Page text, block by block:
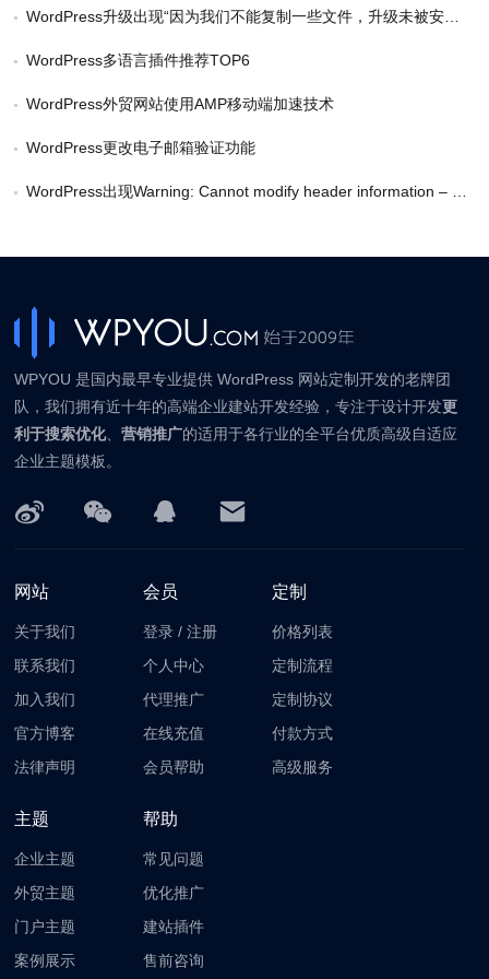
WordPress升级出现“因为我们不能复制一些文件，升级未被安装。这通常是因为存在不一致的文件权限。”错误的解决办法
WordPress多语言插件推荐TOP6
WordPress外贸网站使用AMP移动端加速技术
WordPress更改电子邮箱验证功能
WordPress出现Warning: Cannot modify header information – headers already sent by(output started at / … wp-config.php 的解决方法
WPYOU 是国内最早专业提供 WordPress 网站定制开发的老牌团
队，我们拥有近十年的高端企业建站开发经验，专注于设计开发更
利于搜索优化、营销推广的适用于各行业的全平台优质高级自适应
企业主题模板。
网站
关于我们
联系我们
加入我们
官方博客
法律声明
会员
登录 /注册
个人中心
代理推广
在线充值
会员帮助
定制
价格列表
定制流程
定制协议
付款方式
高级服务
主题
企业主题
外贸主题
门户主题
案例展示
帮助
常见问题
优化推广
建站插件
售前咨询